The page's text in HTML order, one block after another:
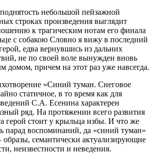
небольшой пейзажной
строках произведения выглядит
к трагическим нотам его финала
с собакою Словно я вижу в последний
едва вернувшись из дальних
не по своей воле вынужден вновь
домом, причем на этот раз уже навсегда.
«Синий туман. Снеговое
статичное, в то время как для
С.А. Есенина характерен
ряд. На протяжении всего развития
герой стоит у крыльца избы. И что же
парад воспоминаний, да «синий туман»
семантически актуализирующие
неизвестности и неведения.